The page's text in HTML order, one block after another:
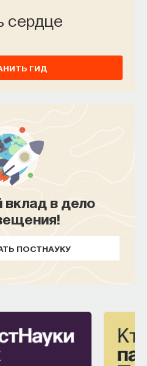
сердце
ГИД
вклад в дело
ПОСТНАУКУ